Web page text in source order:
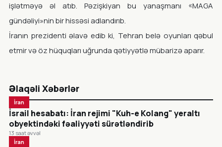
işlətməyə əl atıb. Pəzişkiyan bu yanaşmanı «MAGA
gündəliyi»nin bir hissəsi adlandırıb.
İranın prezidenti əlavə edib ki, Tehran belə oyunları qəbul
etmir və öz hüquqları uğrunda qətiyyətlə mübarizə aparır.
Əlaqəli Xəbərlər
İran
İsrail hesabatı: İran rejimi "Kuh-e Kolang" yeraltı
obyektindəki fəaliyyəti sürətləndirib
13 saat əvvəl
İran